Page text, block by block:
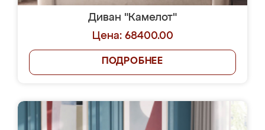
Диван "Камелот"
Цена: 68400.00
ПОДРОБНЕЕ